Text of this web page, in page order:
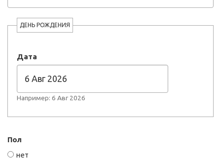
ДЕНЬ РОЖДЕНИЯ
Дата
Например: 6 Авг 2026
Пол
нет